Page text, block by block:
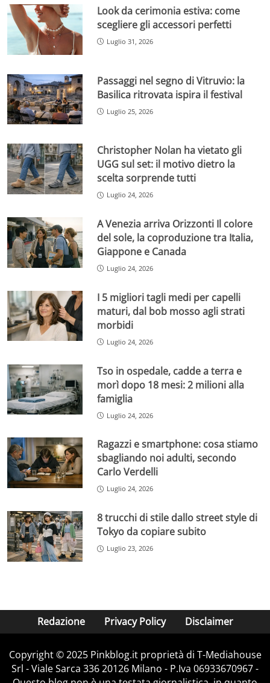
Look da cerimonia estiva: come
scegliere gli accessori perfetti
Luglio 31, 2026
Passaggi nel segno di Vitruvio: la
Basilica ritrovata ispira il festival
Luglio 25, 2026
Christopher Nolan ha vietato gli
UGG sul set: il motivo dietro la
scelta sorprende tutti
Luglio 24, 2026
A Venezia arriva Orizzonti Il colore
del sole, la coproduzione tra Italia,
Giappone e Canada
Luglio 24, 2026
I 5 migliori tagli medi per capelli
maturi, dal bob mosso agli strati
morbidi
Luglio 24, 2026
Tso in ospedale, cadde a terra e
morì dopo 18 mesi: 2 milioni alla
famiglia
Luglio 24, 2026
Ragazzi e smartphone: cosa stiamo
sbagliando noi adulti, secondo
Carlo Verdelli
Luglio 24, 2026
8 trucchi di stile dallo street style di
Tokyo da copiare subito
Luglio 23, 2026
Redazione Privacy Policy Disclaimer
Copyright © 2025 Pinkblog.it proprietà di T-Mediahouse
Srl - Viale Sarca 336 20126 Milano - P.Iva 06933670967 -